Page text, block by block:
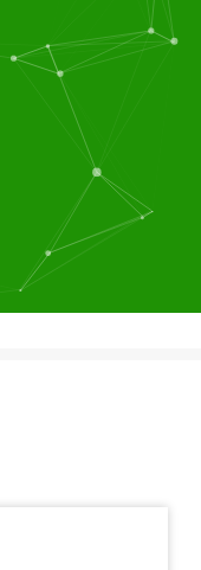
设立了蔬菜配送中心，为
客户提供蔬菜配送、肉类
配送、调料配送、粮油配
送等服务。配送中心与蔬
菜基地、肉食、禽、鱼、
米、油、调味品等供应厂
商达成了长期合作...
了畅通的食物供求关系，
而我公司在上海周边地区
合作厂家众多，在采购上
有量大的优势，确保各类
食品原料价廉物美的供
给，这给我们的食堂经营
和蔬菜配送服务以有力地
支撑同时也为企业降低采
购成本...